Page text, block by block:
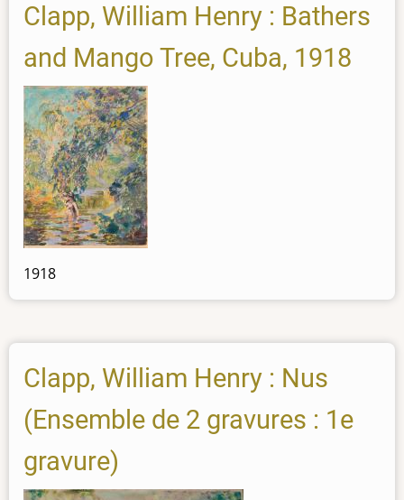
Clapp, William Henry : Bathers
and Mango Tree, Cuba, 1918
1918
Clapp, William Henry : Nus
(Ensemble de 2 gravures : 1e
gravure)